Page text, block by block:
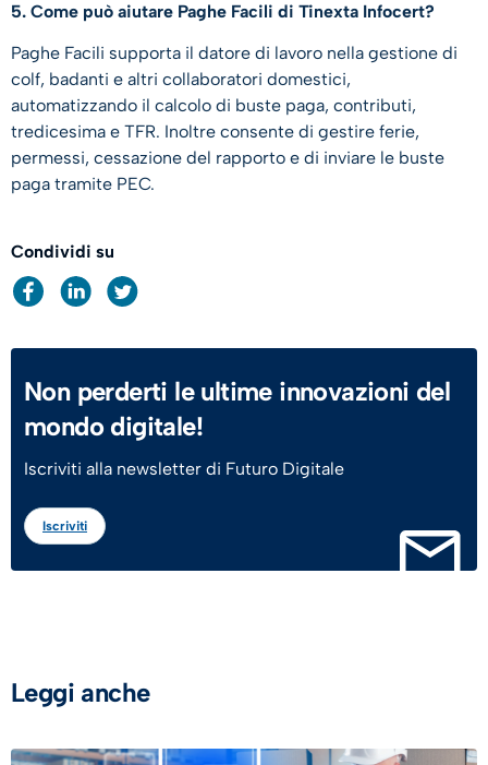
5. Come può aiutare Paghe Facili di Tinexta Infocert?
Paghe Facili supporta il datore di lavoro nella gestione di
colf, badanti e altri collaboratori domestici,
automatizzando il calcolo di buste paga, contributi,
tredicesima e TFR. Inoltre consente di gestire ferie,
permessi, cessazione del rapporto e di inviare le buste
paga tramite PEC.
Condividi su
Non perderti le ultime innovazioni del
mondo digitale!
Iscriviti alla newsletter di Futuro Digitale
Iscriviti
Leggi anche